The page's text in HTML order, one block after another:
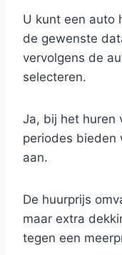
U kunt een auto
de gewenste
vervolgens de
selecteren.
Ja, bij het huren
periodes bieden
aan.
De huurprijs
maar extra
tegen een